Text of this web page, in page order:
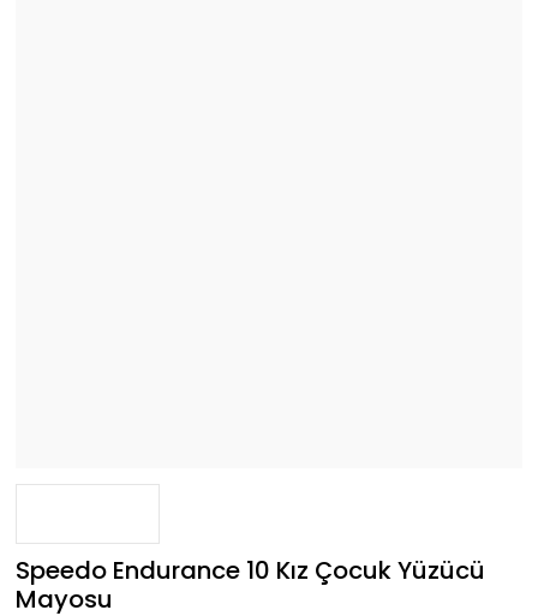
Speedo Endurance 10 Kız Çocuk Yüzücü
Mayosu